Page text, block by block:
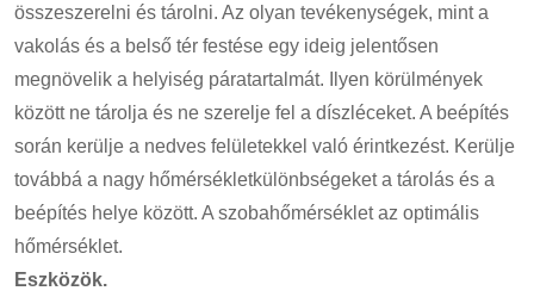
összeszerelni és tárolni. Az olyan tevékenységek, mint a
vakolás és a belső tér festése egy ideig jelentősen
megnövelik a helyiség páratartalmát. Ilyen körülmények
között ne tárolja és ne szerelje fel a díszléceket. A beépítés
során kerülje a nedves felületekkel való érintkezést. Kerülje
továbbá a nagy hőmérsékletkülönbségeket a tárolás és a
beépítés helye között. A szobahőmérséklet az optimális
hőmérséklet.
Eszközök.